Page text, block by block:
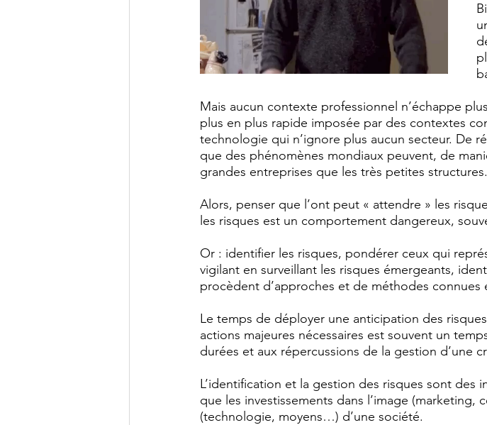
Mais aucun contexte professionnel n’échappe
plus en plus rapide imposée par des contextes
technologie qui n’ignore plus aucun secteur. De
que des phénomènes mondiaux peuvent, de
grandes entreprises que les très petites structures.
Alors, penser que l’ont peut « attendre » les
les risques est un comportement dangereux,
Or : identifier les risques, pondérer ceux qui
vigilant en surveillant les risques émergeants,
procèdent d’approches et de méthodes
Le temps de déployer une anticipation des
actions majeures nécessaires est souvent un
durées et aux répercussions de la gestion d’une
L’identification et la gestion des risques sont des
que les investissements dans l’image
(technologie, moyens…) d’une société.